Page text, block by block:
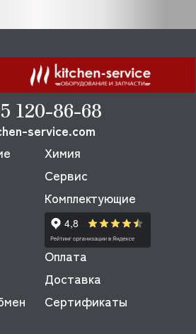
120-86-68
service.com
Химия
Сервис
Комплектующие
Оплата
Доставка
Сертификаты